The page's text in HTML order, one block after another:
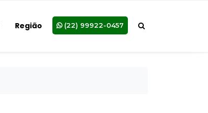
Região (22) 99922-0457